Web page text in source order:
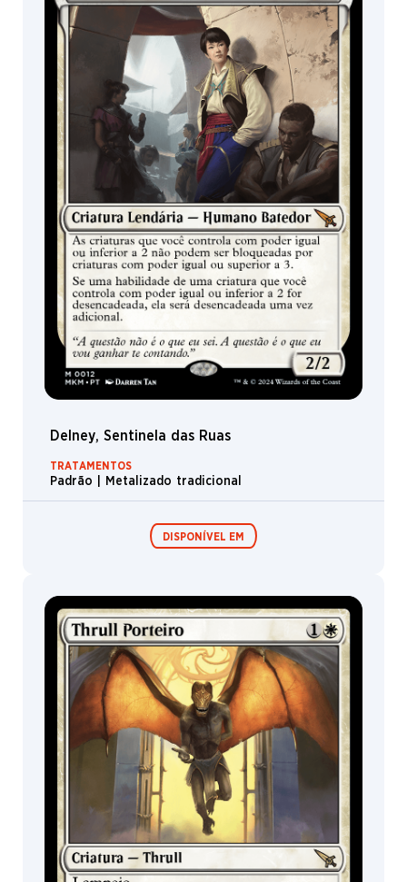
Boosters de
Jogo
Delney, Sentinela das Ruas
TRATAMENTOS
Padrão | Metalizado tradicional
DISPONÍVEL EM
Expositor de
Booster /
Boosters de
Jogo
lançamento